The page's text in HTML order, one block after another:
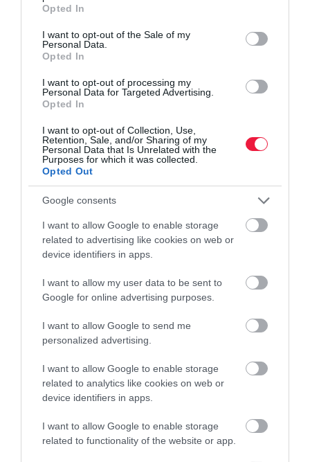
use your data for below specified purposes in below Google
consent section.
Opted In
I want to opt-out of the Sale of my
Personal Data.
Opted In
I want to opt-out of processing my
Personal Data for Targeted Advertising.
Opted In
I want to opt-out of Collection, Use,
Retention, Sale, and/or Sharing of my
Personal Data that Is Unrelated with the
Purposes for which it was collected.
Opted Out
Google consents
I want to allow Google to enable storage
related to advertising like cookies on web or
device identifiers in apps.
I want to allow my user data to be sent to
Google for online advertising purposes.
I want to allow Google to send me
personalized advertising.
I want to allow Google to enable storage
related to analytics like cookies on web or
device identifiers in apps.
I want to allow Google to enable storage
related to functionality of the website or app.
MUNKA
Mégsem lesz újabb létszámleépítés a Dunai
Vasműben
Visszavonta a korábban bejelentett, csoportos létszámleépítésre